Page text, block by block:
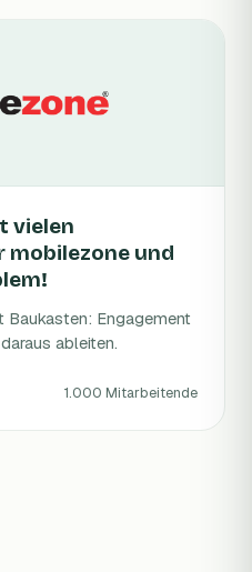
vielen
mobilezone und
Baukasten: Engagement
ableiten.
1.000 Mitarbeitende